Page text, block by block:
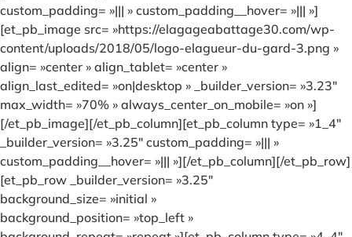
custom_padding= »||| » custom_padding__hover= »||| »]
[et_pb_image src= »https://elagageabattage30.com/wp-
content/uploads/2018/05/logo-elagueur-du-gard-3.png »
align= »center » align_tablet= »center »
align_last_edited= »on|desktop » _builder_version= »3.23″
max_width= »70% » always_center_on_mobile= »on »]
[/et_pb_image][/et_pb_column][et_pb_column type= »1_4″
_builder_version= »3.25″ custom_padding= »||| »
custom_padding__hover= »||| »][/et_pb_column][/et_pb_row]
[et_pb_row _builder_version= »3.25″
background_size= »initial »
background_position= »top_left »